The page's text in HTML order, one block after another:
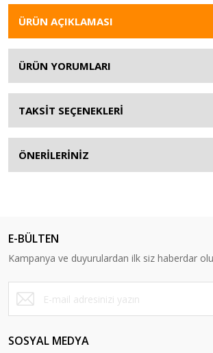
ÜRÜN AÇIKLAMASI
ÜRÜN YORUMLARI
TAKSİT SEÇENEKLERİ
ÖNERİLERİNİZ
E-BÜLTEN
Kampanya ve duyurulardan ilk siz haberdar
SOSYAL MEDYA